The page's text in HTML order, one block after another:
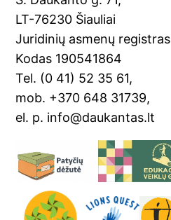
k n
sl
at
e
LT-76230 Šiauliai
Juridinių asmenų registras
Kodas 190541864
Tel. (0 41) 52 35 61,
mob. +370 648 31739,
el. p. info@daukantas.lt